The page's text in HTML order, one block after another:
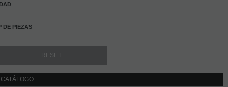
DE PIEZAS
CATÁLOGO